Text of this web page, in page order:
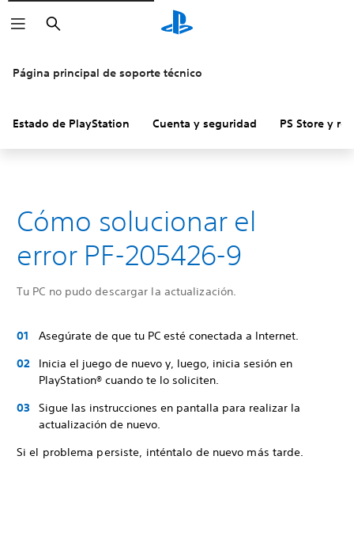
Buscar
Página principal de soporte técnico
Estado de PlayStation Cuenta y seguridad PS Store y
Cómo solucionar el
error PF-205426-9
Tu PC no pudo descargar la actualización.
Asegúrate de que tu PC esté conectada a Internet.
Inicia el juego de nuevo y, luego, inicia sesión en
PlayStation® cuando te lo soliciten.
Sigue las instrucciones en pantalla para realizar la
actualización de nuevo.
Si el problema persiste, inténtalo de nuevo más tarde.